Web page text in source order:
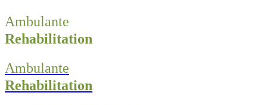
Ambulante
Rehabilitation
Ambulante
Rehabilitation